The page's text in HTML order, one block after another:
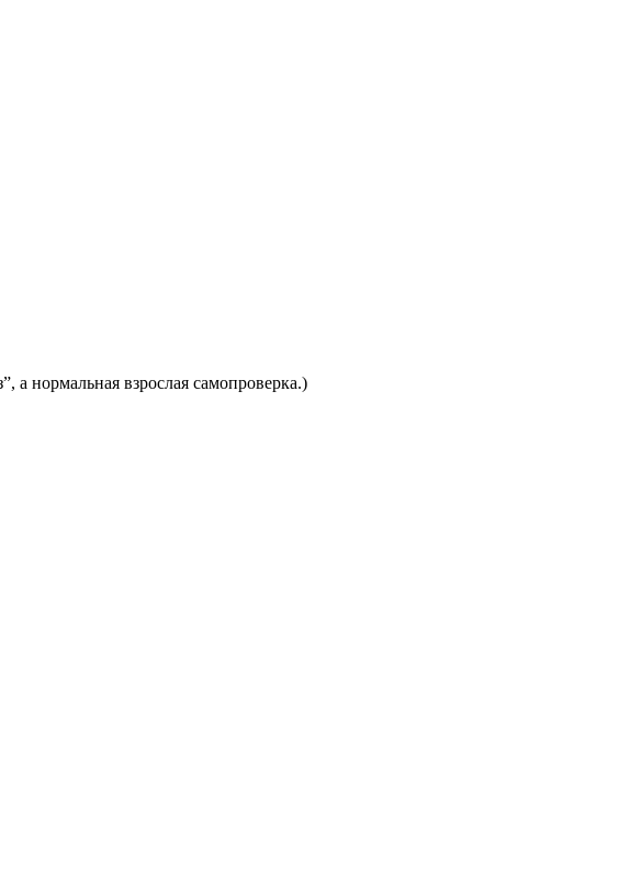
а нормальная взрослая самопроверка.)